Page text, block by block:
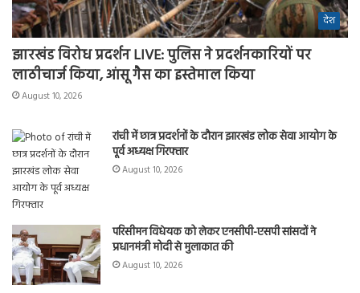
देश
झारखंड विरोध प्रदर्शन LIVE: पुलिस ने प्रदर्शनकारियों पर
लाठीचार्ज किया, आंसू गैस का इस्तेमाल किया
August 10, 2026
रांची में छात्र प्रदर्शनों के दौरान झारखंड लोक सेवा आयोग के
पूर्व अध्यक्ष गिरफ्तार
August 10, 2026
परिसीमन विधेयक को लेकर एनसीपी-एसपी सांसदों ने
प्रधानमंत्री मोदी से मुलाकात की
August 10, 2026